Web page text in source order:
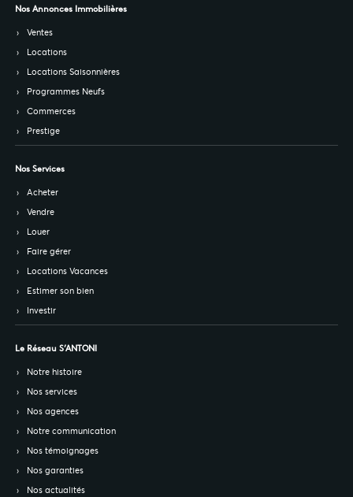
Nos Annonces Immobilières
Ventes
Locations
Locations Saisonnières
Programmes Neufs
Commerces
Prestige
Nos Services
Acheter
Vendre
Louer
Faire gérer
Locations Vacances
Estimer son bien
Investir
Le Réseau S’ANTONI
Notre histoire
Nos services
Nos agences
Notre communication
Nos témoignages
Nos garanties
Nos actualités